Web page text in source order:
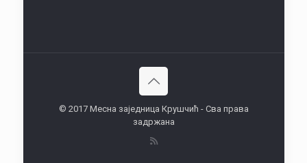
© 2017 Месна заједница Крушчић - Сва права
задржана